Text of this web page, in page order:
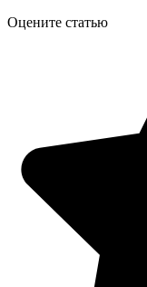
Оцените статью